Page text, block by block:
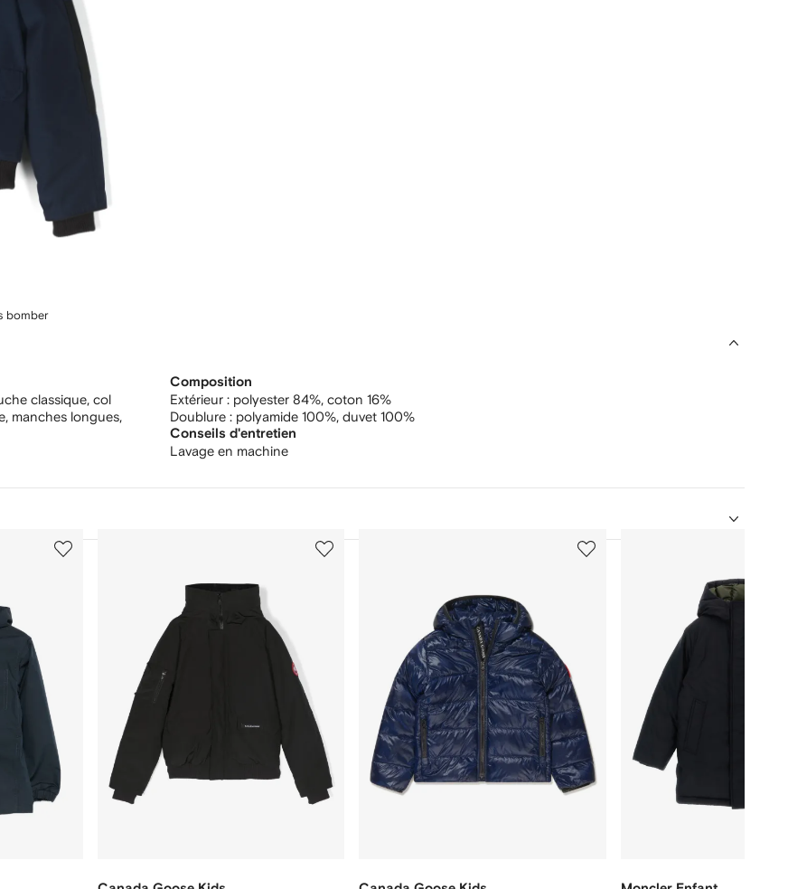
bomber
classique, col
manches longues,
Composition
Extérieur : polyester 84%, coton 16%
Doublure : polyamide 100%, duvet 100%
Conseils d'entretien
Lavage en machine
3
4
5